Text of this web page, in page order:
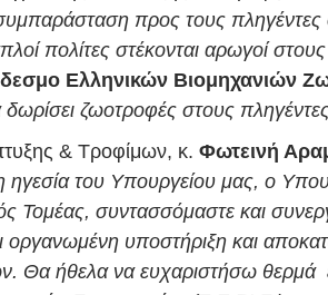
προς τους πληγέντες
πολίτες στέκονται αρωγοί
Ελληνικών Βιομηχανιών
δωρίσει ζωοτροφές στους
& Τροφίμων, κ. Φωτεινή
του Υπουργείου μας, ο
Τομέας, συντασσόμαστε και
οργανωμένη υποστήριξη και
Θα ήθελα να ευχαριστήσω θερμά